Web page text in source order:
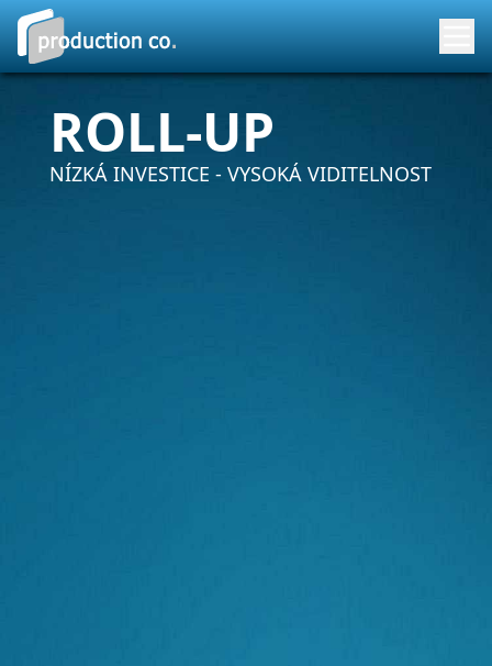
ROLL-UP
NÍZKÁ INVESTICE - VYSOKÁ VIDITELNOST